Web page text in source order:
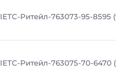
IETC-Ритейл-763073-95-8595
IETC-Ритейл-763075-70-6470